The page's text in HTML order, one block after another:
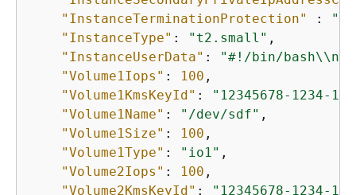
"InstanceTerminationProtection"
:
"InstanceType" : "t2.small" ,
"InstanceUserData" :
"#!/bin/
"Volume1Iops" : 100 ,
"Volume1KmsKeyId" :
"12345678-1234-
"Volume1Name" : "/dev/sdf" ,
"Volume1Size" : 100 ,
"Volume1Type" : "io1" ,
"Volume2Iops" : 100 ,
"Volume2KmsKeyId" : "12345678-1234-